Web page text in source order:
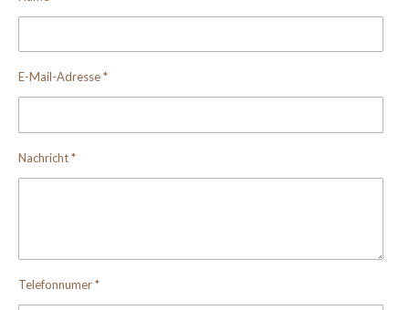
E-Mail-Adresse *
Nachricht *
Telefonnumer *